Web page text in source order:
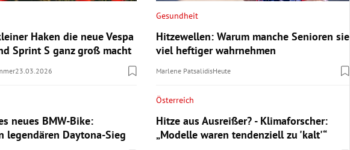
Haken die neue Vespa
Sprint S ganz groß macht
23.03.2026
neues BMW-Bike:
legendären Daytona-Sieg
Gesundheit
Hitzewellen: Warum manche Senioren sie
viel heftiger wahrnehmen
Marlene PatsalidisHeute
Österreich
Hitze aus Ausreißer? - Klimaforscher:
„Modelle waren tendenziell zu 'kalt'“